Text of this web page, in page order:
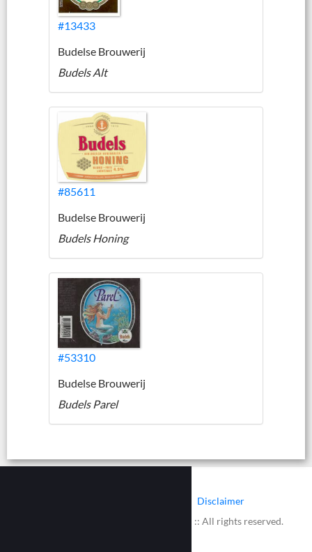
#13433
Budelse Brouwerij
Budels Alt
#85611
Budelse Brouwerij
Budels Honing
#53310
Budelse Brouwerij
Budels Parel
Disclaimer
© 2002 - 2026 :: www.bieretiketten.nl :: All rights reserved.